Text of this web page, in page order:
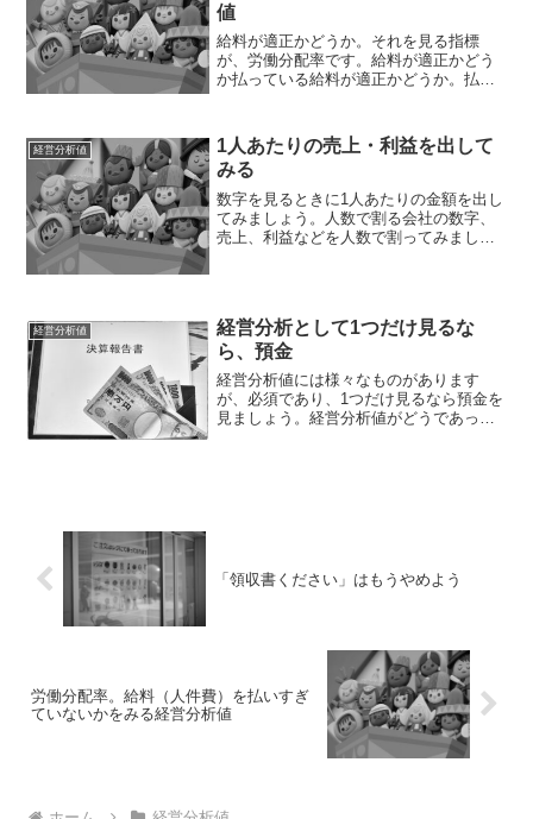
値
給料が適正かどうか。それを見る指標
が、労働分配率です。給料が適正かどう
か払っている給料が適正かどうか。払い
ろん増やしたいもの。ただ、やむくもに
払っていては、経営が成り立...
経営分析値
1人あたりの売上・利益を出して
みる
数字を見るときに1人あたりの金額を出し
てみましょう。人数で割る会社の数字、
売上、利益などを人数で割ってみましょ
経営分析値
経営分析として1つだけ見るな
ら、預金
経営分析値には様々なものがあります
が、必須であり、1つだけ見るなら預金を
見ましょう。経営分析値がどうであって
「領収書ください」はもうやめよう
労働分配率。給料（人件費）を払いすぎ
ていないかをみる経営分析値